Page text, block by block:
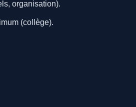
organisation).
(collège).